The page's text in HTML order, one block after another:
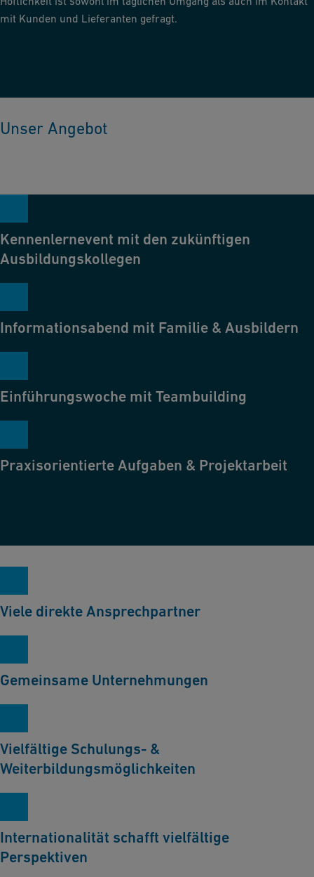
mit Kunden und Lieferanten gefragt.
Unser Angebot
Kennenlernevent mit den zukünftigen
Ausbildungskollegen
Informationsabend mit Familie & Ausbildern
Einführungswoche mit Teambuilding
Praxisorientierte Aufgaben & Projektarbeit
Viele direkte Ansprechpartner
Gemeinsame Unternehmungen
Vielfältige Schulungs- &
Weiterbildungsmöglichkeiten
Internationalität schafft vielfältige
Perspektiven